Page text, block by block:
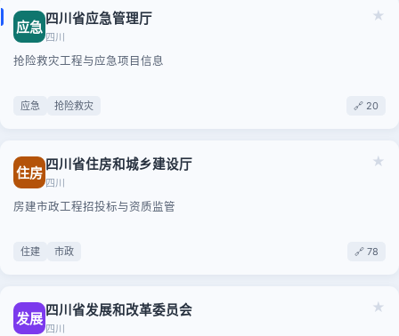
★
应急 四川省应急管理厅
四川
抢险救灾工程与应急项目信息
应急 抢险救灾 🔗 20
★
住房 四川省住房和城乡建设厅
四川
房建市政工程招投标与资质监管
住建 市政 🔗 78
★
发展 四川省发展和改革委员会
四川